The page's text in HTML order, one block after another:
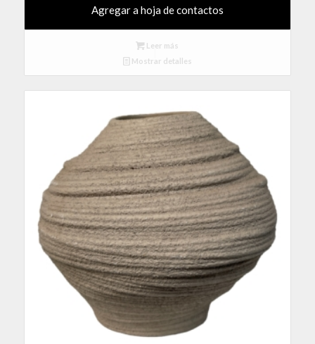
Agregar a hoja de contactos
Leer más
Mostrar detalles